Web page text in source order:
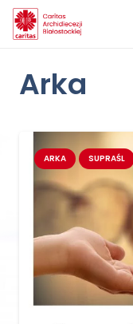
Arka
ARKA SUPRAŚL